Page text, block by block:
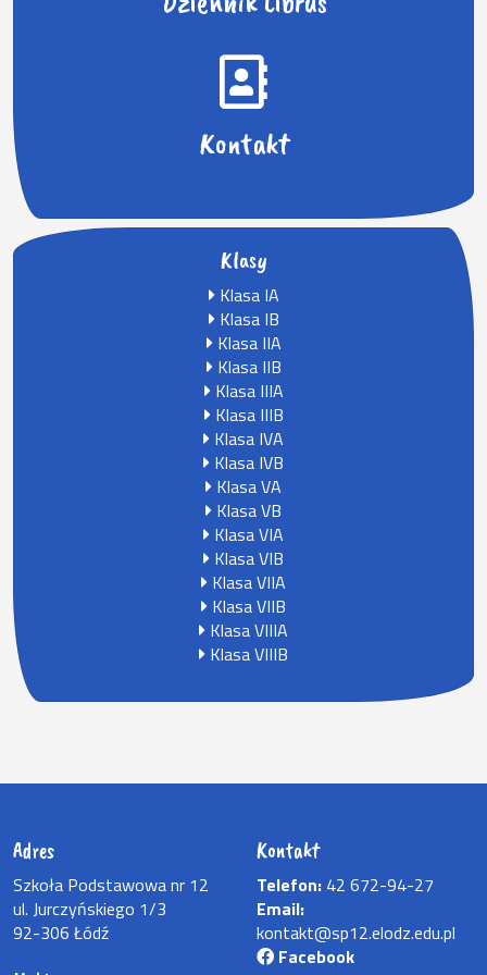
Kontakt
Klasy
Klasa IA
Klasa IB
Klasa IIA
Klasa IIB
Klasa IIIA
Klasa IIIB
Klasa IVA
Klasa IVB
Klasa VA
Klasa VB
Klasa VIA
Klasa VIB
Klasa VIIA
Klasa VIIB
Klasa VIIIA
Klasa VIIIB
Adres
Szkoła Podstawowa nr 12
ul. Jurczyńskiego 1/3
92-306 Łódź
Kontakt
Telefon: 42 672-94-27
Email:
kontakt@sp12.elodz.edu.pl
Facebook